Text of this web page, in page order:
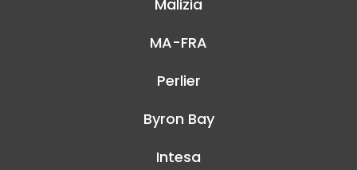
Malizia
MA-FRA
Perlier
Byron Bay
Intesa